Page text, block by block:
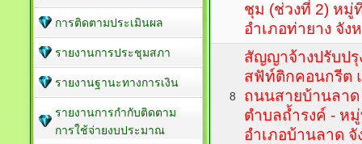
ชุม (ช่วงที่ 2) หมู่
อำเภอท่ายาง จัง
8
สัญญาจ้างปรับป
สฟัท์ติกคอนกรีต
ถนนสายบ้านลา
ตำบลถ้ำรงค์ - ห
อำเภอบ้านลาด จั
การติดตามประเมินผล
รายงานการประชุมสภา
รายงานฐานะทางการเงิน
รายงานการกำกับติดตาม
การใช้จ่ายงบประมาณ